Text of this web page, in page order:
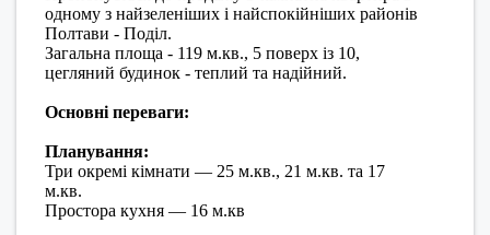
одному з найзеленіших і найспокійніших районів
Полтави - Поділ.
Загальна площа - 119 м.кв., 5 поверх із 10,
цегляний будинок - теплий та надійний.
Основні переваги:
Планування:
Три окремі кімнати — 25 м.кв., 21 м.кв. та 17
м.кв.
Простора кухня — 16 м.кв